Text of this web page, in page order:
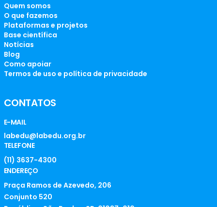
Quem somos
O que fazemos
Plataformas e projetos
Base científica
Notícias
Blog
Como apoiar
Termos de uso e política de privacidade
CONTATOS
E-MAIL
labedu@labedu.org.br
TELEFONE
(11) 3637-4300
ENDEREÇO
Praça Ramos de Azevedo, 206
Conjunto 520